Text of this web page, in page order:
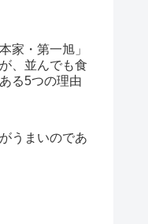
家・第一旭」
、並んでも食
る5つの理由
うまいのであ